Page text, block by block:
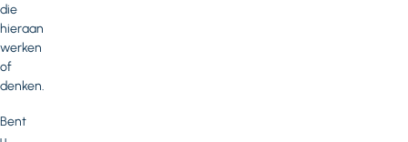
die
hieraan
werken
of
denken.
Bent